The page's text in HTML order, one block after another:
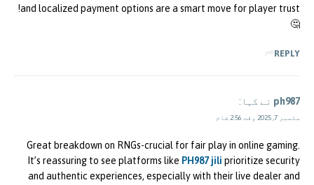
and localized payment options are a smart move for player trust!
🤔
REPLY
ph987 نے کہا:
ستمبر 7, 2025 وقت 2:56 شام
Great breakdown on RNGs-crucial for fair play in online gaming.
It’s reassuring to see platforms like PH987 jili prioritize security
and authentic experiences, especially with their live dealer and